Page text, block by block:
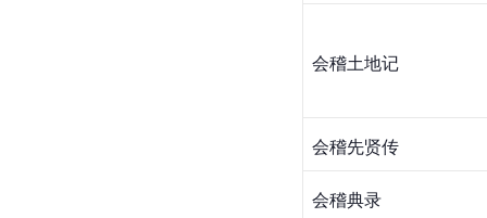
会稽土地记
会稽先贤传
会稽典录